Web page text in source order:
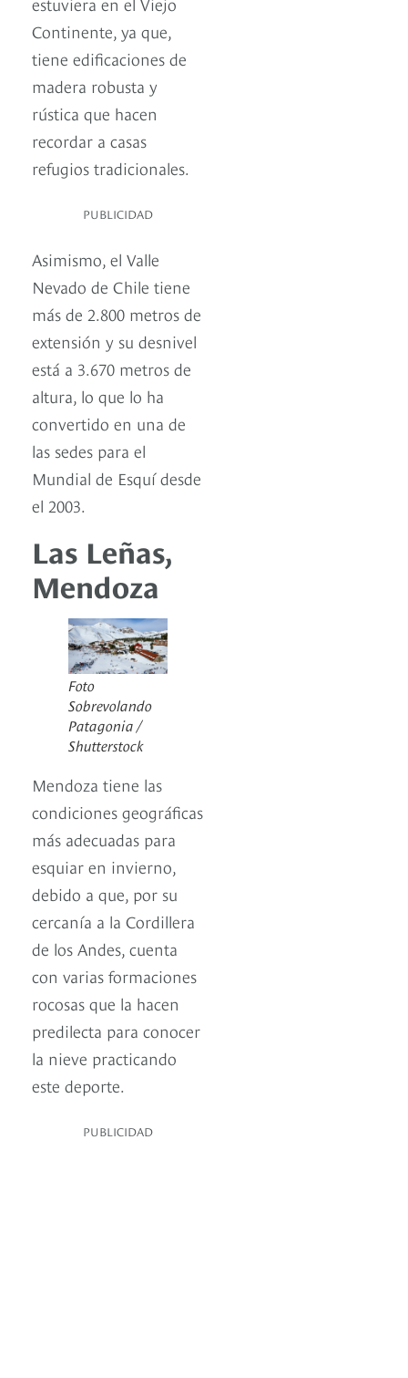
Continente, ya que,
tiene edificaciones de
madera robusta y
rústica que hacen
recordar a casas
refugios tradicionales.
PUBLICIDAD
Asimismo, el Valle
Nevado de Chile tiene
más de 2.800 metros de
extensión y su desnivel
está a 3.670 metros de
altura, lo que lo ha
convertido en una de
las sedes para el
Mundial de Esquí desde
el 2003.
Las Leñas,
Mendoza
Foto
Sobrevolando
Patagonia /
Shutterstock
Mendoza tiene las
condiciones geográficas
más adecuadas para
esquiar en invierno,
debido a que, por su
cercanía a la Cordillera
de los Andes, cuenta
con varias formaciones
rocosas que la hacen
predilecta para conocer
la nieve practicando
este deporte.
PUBLICIDAD